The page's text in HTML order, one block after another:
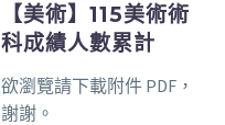
【美術】115美術術
科成績人數累計
欲瀏覽請下載附件 PDF，
謝謝。